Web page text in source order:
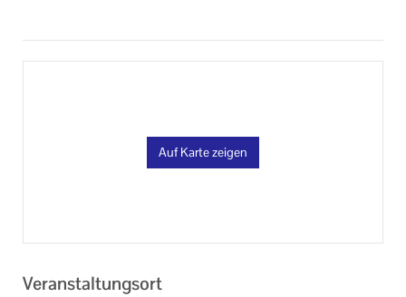
Auf Karte zeigen
Veranstaltungsort